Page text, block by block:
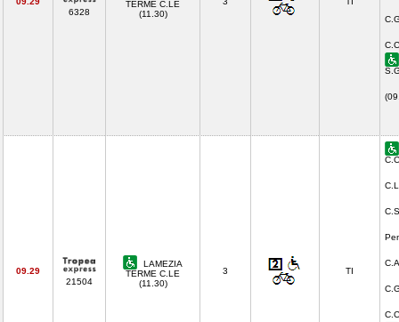
6328
TERME C.LE
(11.30)
09.29
21504
LAMEZIA
TERME C.LE
(11.30)
3 TI